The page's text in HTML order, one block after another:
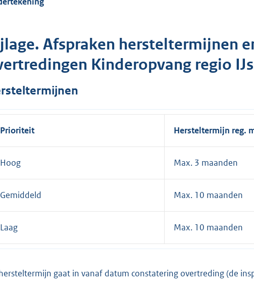
Afspraken hersteltermijnen
Kinderopvang regio
Prioriteit Hersteltermijn reg.
Hoog Max. 3 maanden
Gemiddeld Max. 10 maanden
Laag Max. 10 maanden
gaat in vanaf datum constatering overtreding (de